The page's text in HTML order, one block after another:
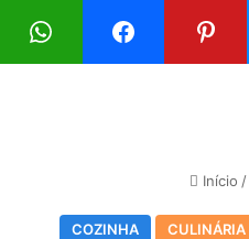
Menu
Início /
COZINHA CULINÁRIA